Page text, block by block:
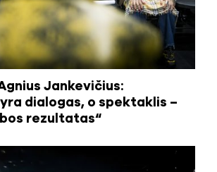
Jankevičius:
dialogas, o spektaklis –
rezultatas“